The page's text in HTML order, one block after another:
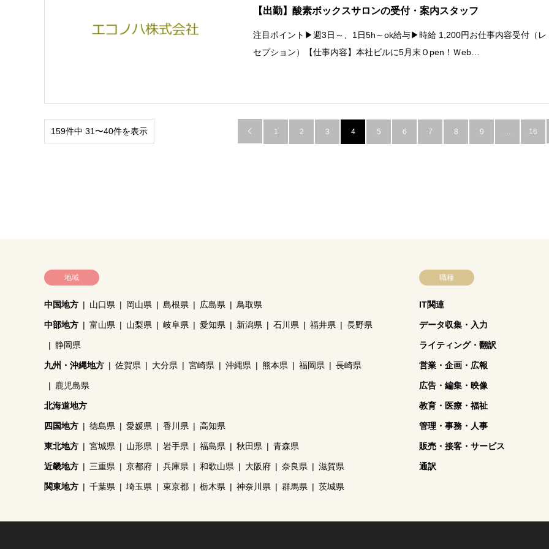
【出勤】酸素ボックスサロンの受付・案内スタッフ
注目ポイント▶週3日～、1日5h～ok給与▶時給 1,200円お仕事内容受付（レ
セプション）【仕事内容】本社ビルに5月末Ｏpen！Ｗeb…
159件中 31〜40件を表示  1 2 3 4 5 6 7 8 9 … 16
地域
中国地方 山口県 岡山県 島根県 広島県 鳥取県
中部地方 富山県 山梨県 岐阜県 愛知県 新潟県 石川県 福井県 長野県
静岡県
九州・沖縄地方 佐賀県 大分県 宮崎県 沖縄県 熊本県 福岡県 長崎県
鹿児島県
北海道地方
四国地方 徳島県 愛媛県 香川県 高知県
東北地方 宮城県 山形県 岩手県 福島県 秋田県 青森県
近畿地方 三重県 京都府 兵庫県 和歌山県 大阪府 奈良県 滋賀県
関東地方 千葉県 埼玉県 東京都 栃木県 神奈川県 群馬県 茨城県
職種
IT関連
データ収集・入力
ライティング・翻訳
営業・企画・広報
広告・編集・映像
教育・医療・福祉
管理・事務・人事
販売・接客・サービス
通訳